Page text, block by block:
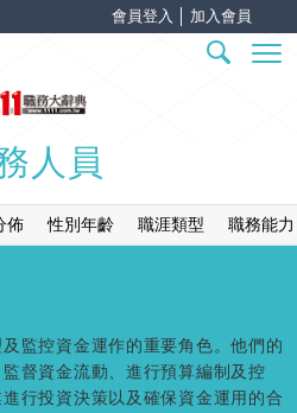
會員登入 加入會員
人員
佈 性別年齡 職涯類型 職務能力
監控資金運作的重要角色。他們的
督資金流動、進行預算編制及控
行投資決策以及確保資金運用的合